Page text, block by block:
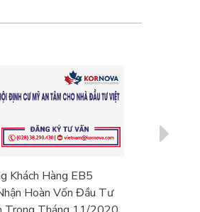
Khách Hàng EB5
Hoàn Vốn Đầu Tư